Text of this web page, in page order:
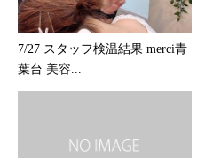
7/27 スタッフ検温結果 merci青
葉台 美容...